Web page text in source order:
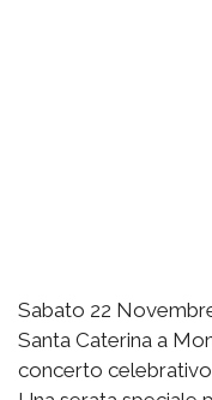
Sabato 22
Santa Caterina a
concerto